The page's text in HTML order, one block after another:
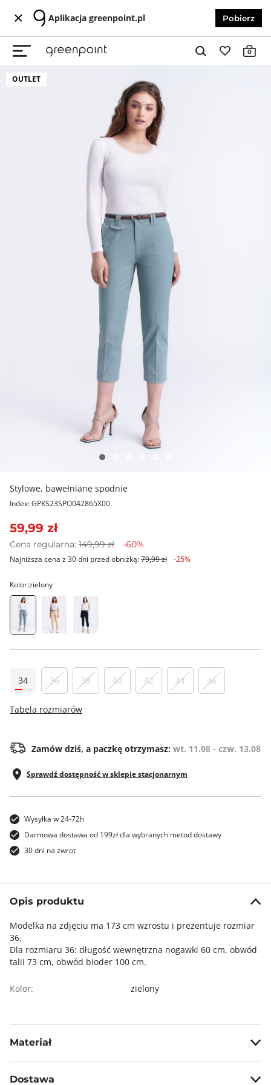
Aplikacja greenpoint.pl Pobierz
0
OUTLET
Stylowe, bawełniane spodnie
Index: GPKS23SPO042865X00
59,99 zł
Cena regularna: 149,99 zł -60%
Najniższa cena z 30 dni przed obniżką:79,99 zł -25%
Kolor:zielony
34 36 38 40 42 44 46
Tabela rozmiarów
Zamów dziś, a paczkę otrzymasz: wt. 11.08 - czw. 13.08
Sprawdź dostępność w sklepie stacjonarnym
Wysyłka w 24-72h
Darmowa dostawa od 199zł dla wybranych metod dostawy
30 dni na zwrot
Opis produktu
Modelka na zdjęciu ma 173 cm wzrostu i prezentuje rozmiar
36.
Dla rozmiaru 36: długość wewnętrzna nogawki 60 cm, obwód
talii 73 cm, obwód bioder 100 cm.
Kolor: zielony
Materiał
Dostawa